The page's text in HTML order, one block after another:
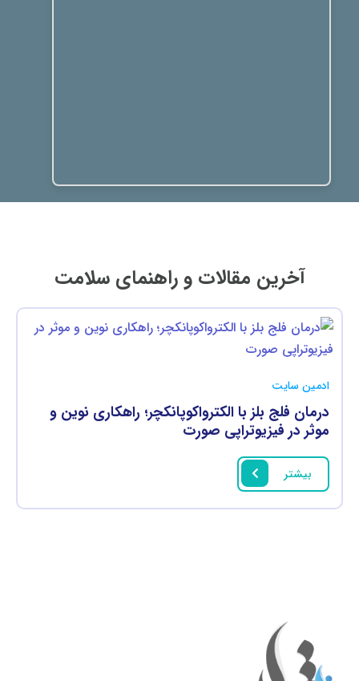
آخرین مقالات و راهنمای سلامت
ادمین سایت
درمان فلج بلز با الکترواکوپانکچر؛ راهکاری نوین و
موثر در فیزیوتراپی صورت
بیشتر